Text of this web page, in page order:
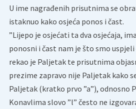
U ime nagrađenih prisutnima se
istaknuo kako osjeća ponos i čast.
”Lijepo je osjećati ta dva osjećaja,
ponosni i čast nam je što smo
rekao je Paljetak te prisutnima
prezime zapravo nije Paljetak kako
Paljetak (kratko prvo ”a”), odnosno
Konavlima slovo ”l” često ne